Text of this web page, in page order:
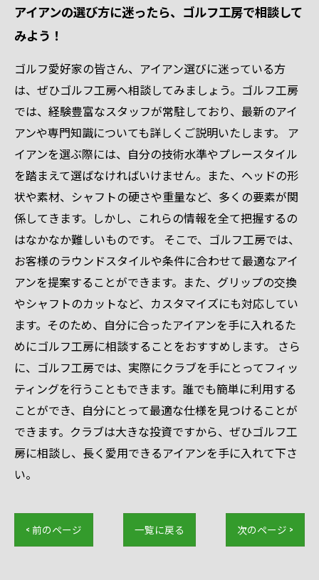
アイアンの選び方に迷ったら、ゴルフ工房で相談して
みよう！
ゴルフ愛好家の皆さん、アイアン選びに迷っている方
は、ぜひゴルフ工房へ相談してみましょう。ゴルフ工房
では、経験豊富なスタッフが常駐しており、最新のアイ
アンや専門知識についても詳しくご説明いたします。 ア
イアンを選ぶ際には、自分の技術水準やプレースタイル
を踏まえて選ばなければいけません。また、ヘッドの形
状や素材、シャフトの硬さや重量など、多くの要素が関
係してきます。しかし、これらの情報を全て把握するの
はなかなか難しいものです。 そこで、ゴルフ工房では、
お客様のラウンドスタイルや条件に合わせて最適なアイ
アンを提案することができます。また、グリップの交換
やシャフトのカットなど、カスタマイズにも対応してい
ます。そのため、自分に合ったアイアンを手に入れるた
めにゴルフ工房に相談することをおすすめします。 さら
に、ゴルフ工房では、実際にクラブを手にとってフィッ
ティングを行うこともできます。誰でも簡単に利用する
ことができ、自分にとって最適な仕様を見つけることが
できます。クラブは大きな投資ですから、ぜひゴルフ工
房に相談し、長く愛用できるアイアンを手に入れて下さ
い。
< 前のページ 一覧に戻る 次のページ >